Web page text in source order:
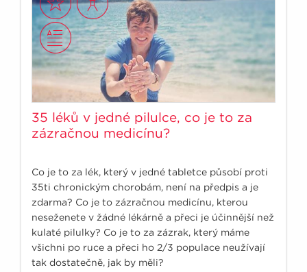
35 léků v jedné pilulce, co je to za
zázračnou medicínu?
Co je to za lék, který v jedné tabletce působí proti
35ti chronickým chorobám, není na předpis a je
zdarma? Co je to zázračnou medicínu, kterou
neseženete v žádné lékárně a přeci je účinnější než
kulaté pilulky? Co je to za zázrak, který máme
všichni po ruce a přeci ho 2/3 populace neužívají
tak dostatečně, jak by měli?